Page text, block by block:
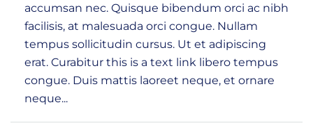
accumsan nec. Quisque bibendum orci ac nibh
facilisis, at malesuada orci congue. Nullam
tempus sollicitudin cursus. Ut et adipiscing
erat. Curabitur this is a text link libero tempus
congue. Duis mattis laoreet neque, et ornare
neque...